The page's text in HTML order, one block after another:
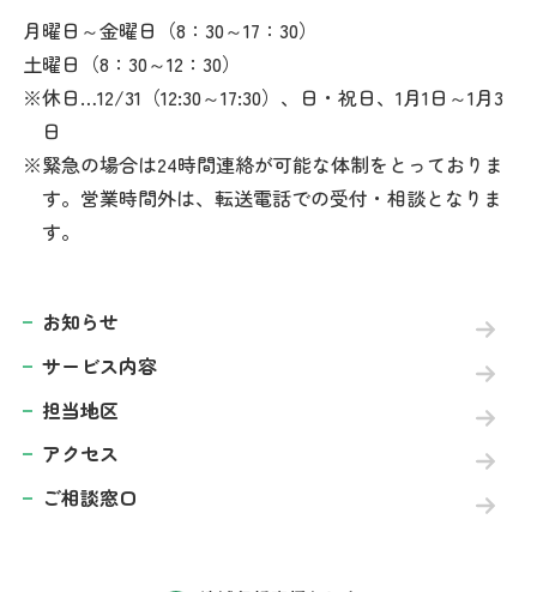
お知らせ
サービス内容
担当地区
アクセス
ご相談窓口
月曜日～金曜日（8：30～17：30）
土曜日（8：30～12：30）
休日…12/31（12:30～17:30）、日・祝日、1月1日～1月3
日
緊急の場合は24時間連絡が可能な体制をとっておりま
す。営業時間外は、転送電話での受付・相談となりま
す。